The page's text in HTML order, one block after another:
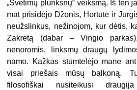
„Svetimų plunksnų“ veiksmą. Iš ten
mat prisidėjo Džonis, Hortutė ir
neužslinkus, nežinojom, kur dėtis,
Zakretą (dabar – Vingio
nenoromis, linksmų draugų
namo. Kažkas stumtelėjo mane
visai priešais mūsų balkoną.
filosofiškai nusiteikusi